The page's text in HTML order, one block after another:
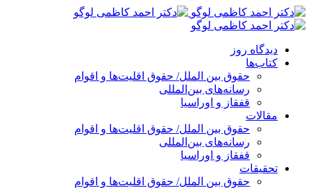
پرش
به
دیدگاه روز
کتاب‌ها
حقوق بین الملل/ حقوق اقلیت‌ها و اقوام
رسانه‌های بین‌المللی
قفقاز و اوراسیا
مقالات
حقوق بین الملل/ حقوق اقلیت‌ها و اقوام
رسانه‌های بین‌المللی
قفقاز و اوراسیا
تحقیقات
حقوق بین الملل/ حقوق اقلیت‌ها و اقوام